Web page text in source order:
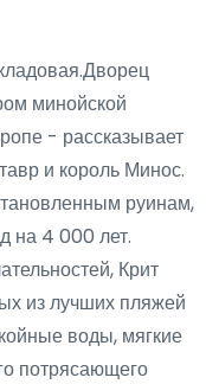
минойской
- рассказывает
и король Минос.
руинам,
на 4 000 лет.
Крит
из лучших пляжей
воды, мягкие
потрясающего